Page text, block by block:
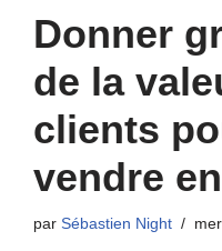
Donner
de la
clients
vendre
par Sébastien Night mer